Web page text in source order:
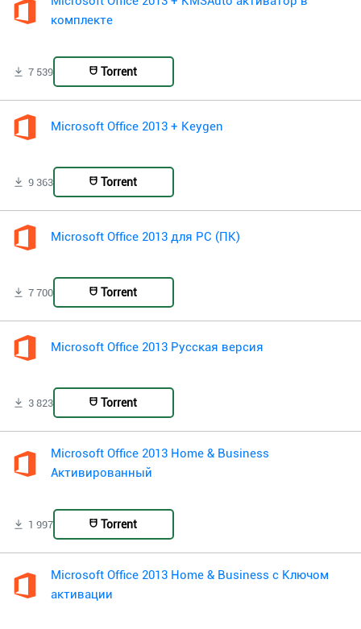
комплекте
7 539 Torrent
Microsoft Office 2013 + Keygen
9 363 Torrent
Microsoft Office 2013 для PC (ПК)
7 700 Torrent
Microsoft Office 2013 Русская версия
3 823 Torrent
Microsoft Office 2013 Home & Business
Активированный
1 997 Torrent
Microsoft Office 2013 Home & Business с Ключом
активации